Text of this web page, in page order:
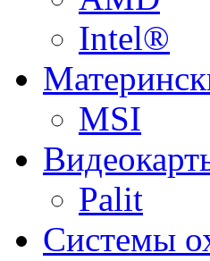
Intel®
MSI
Palit
Системы